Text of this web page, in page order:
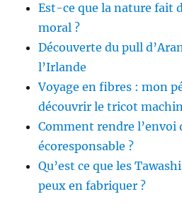
Est-ce que la nature fait
moral ?
Découverte du pull
l’Irlande
Voyage en fibres : mon
découvrir le tricot
Comment rendre l’envoi
écoresponsable ?
Qu’est ce que les
peux en fabriquer ?